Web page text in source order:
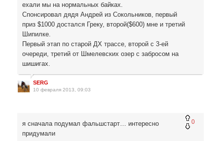
ехали мы на нормальных байках.
Спонсировал дядя Андрей из Сокольников, первый
приз $1000 достался Греку, второй($600) мне и третий
Шипилке.
Первый этап по старой ДХ трассе, второй с 3-ей
очереди, третий от Шмелевских озер с забросом на
шишигах.
SERG
10 февраля 2013, 09:03
0
я сначала подумал фальшстарт… интересно
придумали